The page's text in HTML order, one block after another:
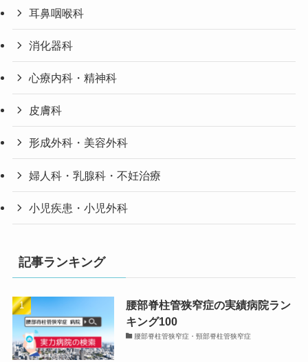
耳鼻咽喉科
消化器科
心療内科・精神科
皮膚科
形成外科・美容外科
婦人科・乳腺科・不妊治療
小児疾患・小児外科
記事ランキング
腰部脊柱管狭窄症の実績病院ラン
キング100
腰部脊柱管狭窄症・頸部脊柱管狭窄症